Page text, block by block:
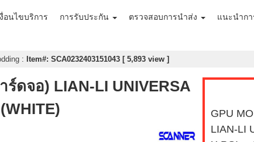
อนไขบริการ การรับประกัน ตรวจสอบการนำส่ง แนะนำก
: Item#: SCA0232403151043 [ 5,893 view ]
ดจอ) LIAN-LI UNIVERSA
GPU
LIAN-LI